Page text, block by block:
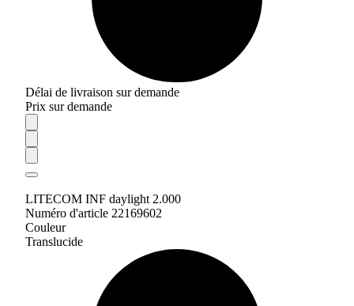
Délai de livraison sur demande
Prix sur demande
LITECOM INF daylight 2.000
Numéro d'article 22169602
Couleur
Translucide